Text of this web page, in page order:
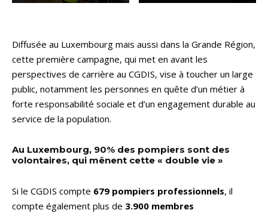
Diffusée au Luxembourg mais aussi dans la Grande Région,
cette première campagne, qui met en avant les
perspectives de carrière au CGDIS, vise à toucher un large
public, notamment les personnes en quête d’un métier à
forte responsabilité sociale et d’un engagement durable au
service de la population.
Au Luxembourg, 90% des pompiers sont des
volontaires, qui mênent cette « double vie »
Si le CGDIS compte 679 pompiers professionnels, il
compte également plus de 3.900 membres